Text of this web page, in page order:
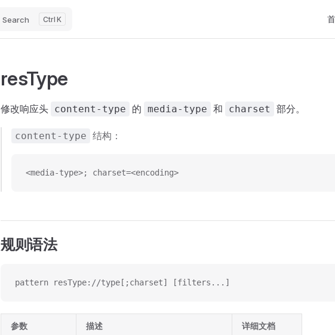
Search K
resType
修改响应头 content-type 的 media-type 和 charset 部分。
content-type 结构：
<media-type>; charset=<encoding>
规则语法
pattern resType://type[;charset] [filters...]
参数 描述 详细文档